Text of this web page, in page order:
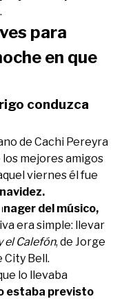
para
en que
conduzca
de Cachi Pereyra
mejores amigos
viernes él fue
del músico,
era simple: llevar
el Calefón, de Jorge
City Bell.
lo llevaba
estaba previsto